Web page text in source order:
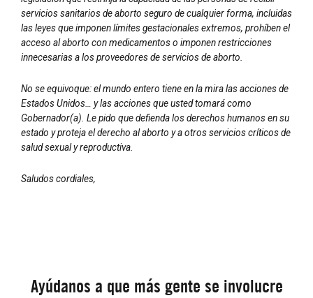
servicios sanitarios de aborto seguro de cualquier forma, incluidas
las leyes que imponen límites gestacionales extremos, prohíben el
acceso al aborto con medicamentos o imponen restricciones
innecesarias a los proveedores de servicios de aborto.
No se equivoque: el mundo entero tiene en la mira las acciones de
Estados Unidos… y las acciones que usted tomará como
Gobernador(a). Le pido que defienda los derechos humanos en su
estado y proteja el derecho al aborto y a otros servicios críticos de
salud sexual y reproductiva.
Saludos cordiales,
Ayúdanos a que más gente se involucre